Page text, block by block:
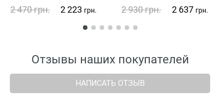
2 470грн. 2 223 грн. 2 930грн. 2 637 грн.
Отзывы наших покупателей
НАПИСАТЬ ОТЗЫВ